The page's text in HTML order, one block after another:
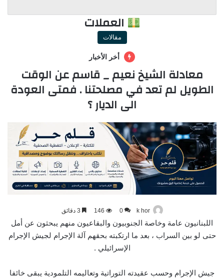
العملات
مقالات
أخر الأخبار
معادلة الشيخ نعيم _ قاسم عن الوقت
الطويل لم تعد في مصلحتنا . فمتى العودة
الى الديار ؟
k hor
0
146
اللبنانيون عامة وخاصة الجنوبيون والبقاعيون منهم يبحثون عن أمل
حتى لو بين السراب ، بعد ما ارتكبته بحقهم آلة الإجرام لجيش الإجرام
الإسرائيلي .
جيش الإجرام وحسب عقيدته التوراتية وتعاليمه التلمودية يبقى خائفا